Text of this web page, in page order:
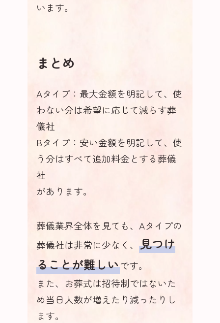
います。
まとめ
Aタイプ：最大金額を明記して、使
わない分は希望に応じて減らす葬
儀社
Bタイプ：安い金額を明記して、使
う分はすべて追加料金とする葬儀
社
があります。
葬儀業界全体を見ても、Aタイプの
葬儀社は非常に少なく、 見つけ
ることが難しいです。
また、お葬式は招待制ではないた
め当日人数が増えたり減ったりし
ます。